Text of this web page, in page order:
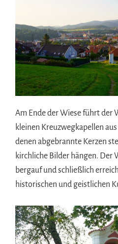
Am Ende der Wiese führt der
kleinen Kreuzwegkapellen
denen abgebrannte Kerzen
kirchliche Bilder hängen. Der
bergauf und schließlich
historischen und geistlichen